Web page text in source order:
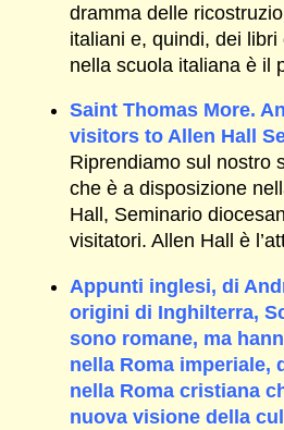
dramma delle
italiani e, quindi, dei
nella scuola italiana è il
Saint Thomas More.
visitors to Allen Hall
Riprendiamo sul nostro
che è a disposizione
Hall, Seminario
visitatori. Allen Hall è
Appunti inglesi, di
origini di Inghilterra,
sono romane, ma
nella Roma imperiale,
nella Roma cristiana
nuova visione della